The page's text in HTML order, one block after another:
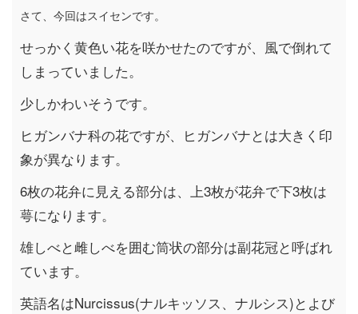
さて、今回はスイセンです。
せっかく黄色い花を咲かせたのですが、風で倒れて
しまっていました。
少しかわいそうです。
ヒガンバナ科の花ですが、ヒガンバナとは大きく印
象が異なります。
6枚の花弁に見える部分は、上3枚が花弁で下3枚は
萼になります。
雄しべと雌しべを囲む筒状の部分は副花冠と呼ばれ
ています。
英語名はNurcissus(ナルキッソス、ナルシス)とよび